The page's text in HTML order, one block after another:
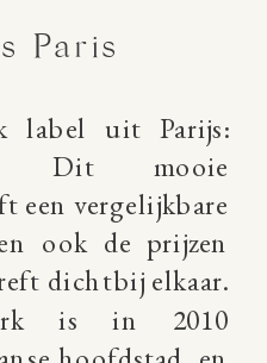
Paris
label uit Parijs:
Dit mooie
een vergelijkbare
ook de prijzen
dichtbij elkaar.
is in 2010